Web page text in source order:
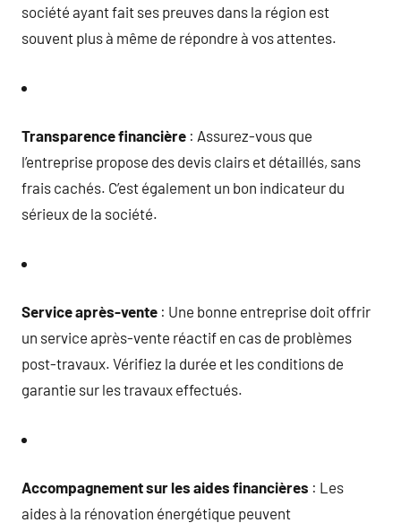
société ayant fait ses preuves dans la région est
souvent plus à même de répondre à vos attentes.
Transparence financière : Assurez-vous que
l’entreprise propose des devis clairs et détaillés, sans
frais cachés. C’est également un bon indicateur du
sérieux de la société.
Service après-vente : Une bonne entreprise doit offrir
un service après-vente réactif en cas de problèmes
post-travaux. Vérifiez la durée et les conditions de
garantie sur les travaux effectués.
Accompagnement sur les aides financières : Les
aides à la rénovation énergétique peuvent